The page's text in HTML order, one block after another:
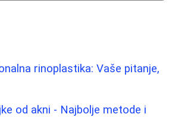
rinoplastika: Vaše pitanje,
od akni - Najbolje metode i